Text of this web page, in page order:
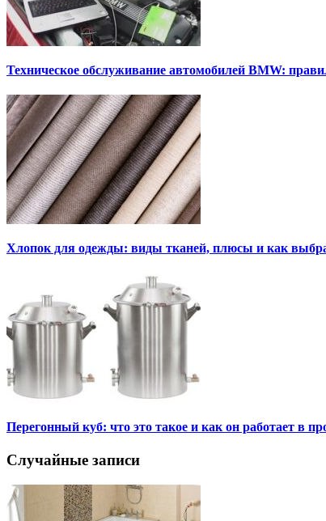
Техническое обслуживание автомобилей BMW:
Хлопок для одежды: виды тканей, плюсы и как
Перегонный куб: что это такое и как он работает в
Случайные записи